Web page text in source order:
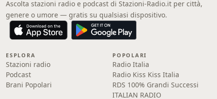
Ascolta stazioni radio e podcast di Stazioni-Radio.it per città,
genere o umore — gratis su qualsiasi dispositivo.
ESPLORA
Stazioni radio
Podcast
Brani Popolari
POPOLARI
Radio Italia
Radio Kiss Kiss Italia
RDS 100% Grandi Successi
ITALIAN RADIO